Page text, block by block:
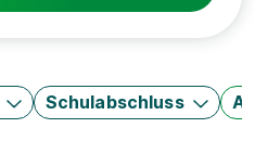
Schulabschluss